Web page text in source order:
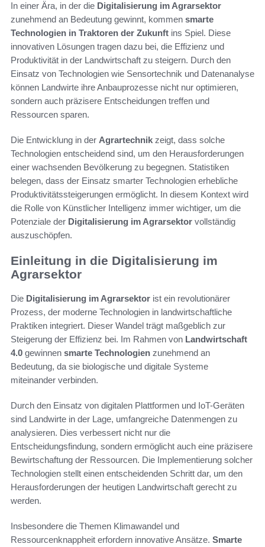
In einer Ära, in der die Digitalisierung im Agrarsektor
zunehmend an Bedeutung gewinnt, kommen smarte
Technologien in Traktoren der Zukunft ins Spiel. Diese
innovativen Lösungen tragen dazu bei, die Effizienz und
Produktivität in der Landwirtschaft zu steigern. Durch den
Einsatz von Technologien wie Sensortechnik und Datenanalyse
können Landwirte ihre Anbauprozesse nicht nur optimieren,
sondern auch präzisere Entscheidungen treffen und
Ressourcen sparen.
Die Entwicklung in der Agrartechnik zeigt, dass solche
Technologien entscheidend sind, um den Herausforderungen
einer wachsenden Bevölkerung zu begegnen. Statistiken
belegen, dass der Einsatz smarter Technologien erhebliche
Produktivitätssteigerungen ermöglicht. In diesem Kontext wird
die Rolle von Künstlicher Intelligenz immer wichtiger, um die
Potenziale der Digitalisierung im Agrarsektor vollständig
auszuschöpfen.
Einleitung in die Digitalisierung im
Agrarsektor
Die Digitalisierung im Agrarsektor ist ein revolutionärer
Prozess, der moderne Technologien in landwirtschaftliche
Praktiken integriert. Dieser Wandel trägt maßgeblich zur
Steigerung der Effizienz bei. Im Rahmen von Landwirtschaft
4.0 gewinnen smarte Technologien zunehmend an
Bedeutung, da sie biologische und digitale Systeme
miteinander verbinden.
Durch den Einsatz von digitalen Plattformen und IoT-Geräten
sind Landwirte in der Lage, umfangreiche Datenmengen zu
analysieren. Dies verbessert nicht nur die
Entscheidungsfindung, sondern ermöglicht auch eine präzisere
Bewirtschaftung der Ressourcen. Die Implementierung solcher
Technologien stellt einen entscheidenden Schritt dar, um den
Herausforderungen der heutigen Landwirtschaft gerecht zu
werden.
Insbesondere die Themen Klimawandel und
Ressourcenknappheit erfordern innovative Ansätze. Smarte